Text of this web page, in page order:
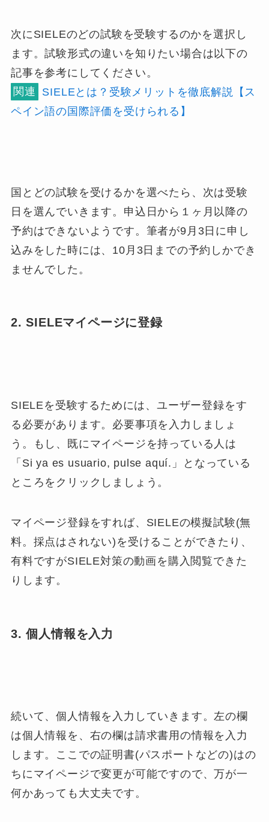
次にSIELEのどの試験を受験するのかを選択し
ます。試験形式の違いを知りたい場合は以下の
記事を参考にしてください。
関連
SIELEとは？受験メリットを徹底解説【ス
ペイン語の国際評価を受けられる】
国とどの試験を受けるかを選べたら、次は受験
日を選んでいきます。 申込日から１ヶ月以降の
予約はできない ようです。筆者が9月3日に申し
込みをした時には、10月3日までの予約しかでき
ませんでした。
2. SIELEマイページに登録
SIELEを受験するためには、ユーザー登録をす
る必要があります。必要事項を入力しましょ
う。もし、既にマイページを持っている人は
「Si ya es usuario, pulseaquí.」となっている
ところをクリックしましょう。
マイページ登録をすれば、SIELEの模擬試験(無
料。採点はされない)を受けることができたり、
有料ですがSIELE対策の動画を購入閲覧できた
りします。
3. 個人情報を入力
続いて、個人情報を入力していきます。左の欄
は個人情報を、右の欄は請求書用の情報を入力
します。ここでの証明書(パスポートなどの)はの
ちにマイページで変更が可能ですので、万が一
何かあっても大丈夫です。